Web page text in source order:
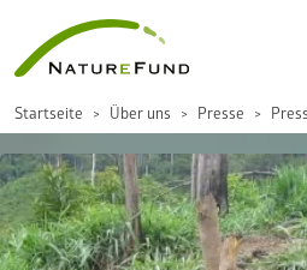
Startseite Über uns Presse